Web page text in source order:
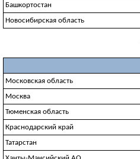
Башкортостан
Новосибирская область
Московская область
Москва
Тюменская область
Краснодарский край
Татарстан